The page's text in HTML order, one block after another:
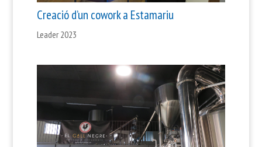
Creació d’un cowork a Estamariu
Leader 2023